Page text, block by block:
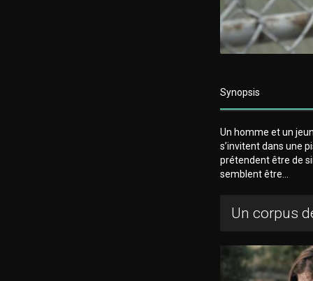
Synopsis
Un homme et un
s’invitent dans une
prétendent être de
semblent être...
Un corpus